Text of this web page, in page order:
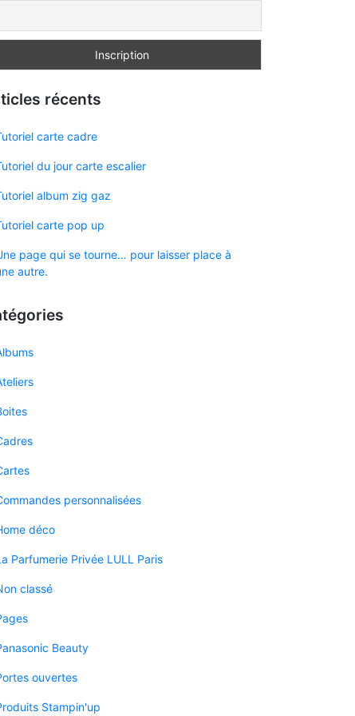
récents
carte cadre
du jour carte escalier
album zig gaz
carte pop up
page qui se tourne… pour laisser place à
autre.
personnalisées
déco
Parfumerie Privée LULL Paris
classé
Beauty
ouvertes
Stampin'up